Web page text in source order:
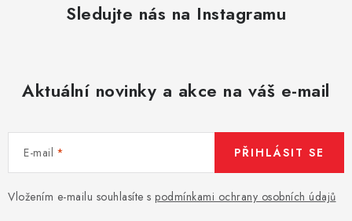
Sledujte nás na Instagramu
Aktuální novinky a akce na váš e-mail
E-mail
Vložením e-mailu souhlasíte s podmínkami ochrany osobních údajů
PŘIHLÁSIT SE